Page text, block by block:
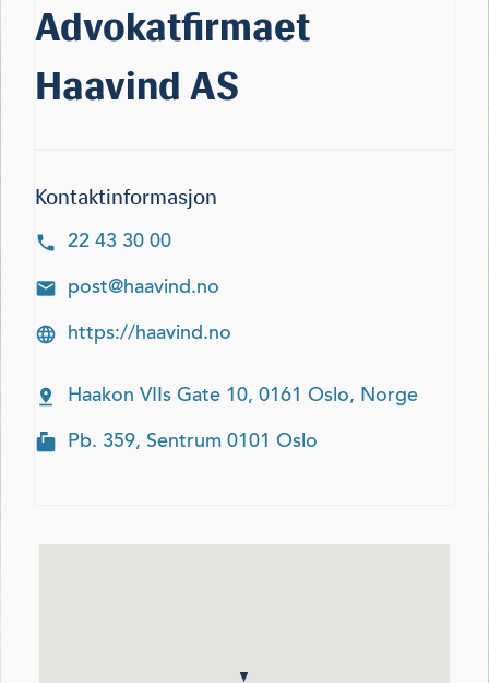
Advokatfirmaet
Haavind AS
Kontaktinformasjon
22 43 30 00
post@haavind.no
https://haavind.no
Haakon VIIs Gate 10, 0161 Oslo, Norge
Pb. 359, Sentrum 0101 Oslo